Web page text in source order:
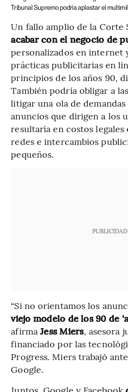
Tribunal Supremo podría aplastar el
Un fallo amplio de la Corte
acabar con el negocio de
personalizados en internet
prácticas publicitarias en
principios de los años 90,
También podría obligar a
litigar una ola de
anuncios que dirigen a los
resultaría en costos legales
redes e intercambios
pequeños.
PUBLICIDAD
“Si no orientamos los
viejo modelo de los 90 de
afirma Jess Miers, asesora
financiado por las
Progress. Miers trabajó
Google.